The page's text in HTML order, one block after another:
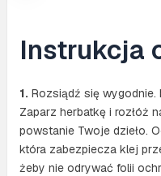
Instrukcja
1. Rozsiądź się wygodnie.
Zaparz herbatkę i rozłóż
powstanie Twoje dzieło.
która zabezpiecza klej
żeby nie odrywać folii